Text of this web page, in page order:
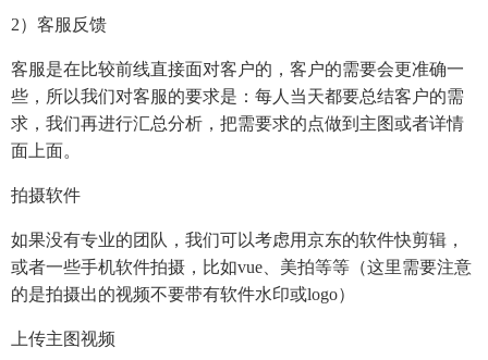
2）客服反馈
客服是在比较前线直接面对客户的，客户的需要会更准确一
些，所以我们对客服的要求是：每人当天都要总结客户的需
求，我们再进行汇总分析，把需要求的点做到主图或者详情
面上面。
拍摄软件
如果没有专业的团队，我们可以考虑用京东的软件快剪辑，
或者一些手机软件拍摄，比如vue、美拍等等（这里需要注意
的是拍摄出的视频不要带有软件水印或logo）
上传主图视频